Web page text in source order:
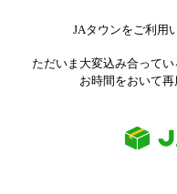
JAタウンをご利用
ただいま大変込み合って
お時間をおいて